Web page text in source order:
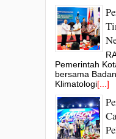
Pemerintah
bersama
Klimatologi[...]